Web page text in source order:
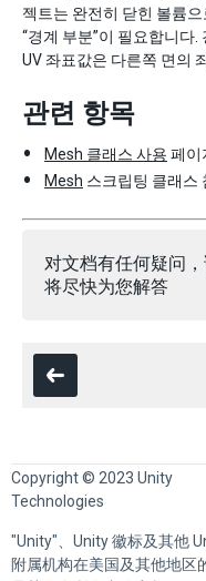
젝트는 완전히 닫힌 볼륨
“경계 부분”이 필요합니다
UV 좌표값은 다른쪽 면의
관련 항목
Mesh 클래스 사용 페이
Mesh 스크립팅 클래스
对文档有任何疑问
将尽快为您解答
Copyright © 2023 Unity
Technologies
"Unity"、Unity 徽标及其他
附属机构在美国及其他地区